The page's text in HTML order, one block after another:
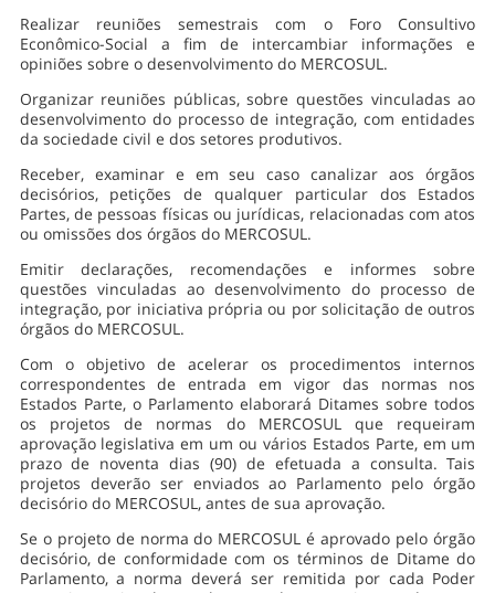
Realizar reuniões semestrais com o Foro Consultivo
Econômico-Social a fim de intercambiar informações e
opiniões sobre o desenvolvimento do MERCOSUL.
Organizar reuniões públicas, sobre questões vinculadas ao
desenvolvimento do processo de integração, com entidades
da sociedade civil e dos setores produtivos.
Receber, examinar e em seu caso canalizar aos órgãos
decisórios, petições de qualquer particular dos Estados
Partes, de pessoas físicas ou jurídicas, relacionadas com atos
ou omissões dos órgãos do MERCOSUL.
Emitir declarações, recomendações e informes sobre
questões vinculadas ao desenvolvimento do processo de
integração, por iniciativa própria ou por solicitação de outros
órgãos do MERCOSUL.
Com o objetivo de acelerar os procedimentos internos
correspondentes de entrada em vigor das normas nos
Estados Parte, o Parlamento elaborará Ditames sobre todos
os projetos de normas do MERCOSUL que requeiram
aprovação legislativa em um ou vários Estados Parte, em um
prazo de noventa dias (90) de efetuada a consulta. Tais
projetos deverão ser enviados ao Parlamento pelo órgão
decisório do MERCOSUL, antes de sua aprovação.
Se o projeto de norma do MERCOSUL é aprovado pelo órgão
decisório, de conformidade com os términos de Ditame do
Parlamento, a norma deverá ser remitida por cada Poder